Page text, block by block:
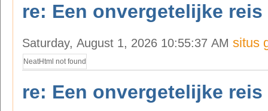
re: Een onvergetelijke reis
Saturday, August 1, 2026 10:55:37 AM situs
NeatHtml not found
re: Een onvergetelijke reis